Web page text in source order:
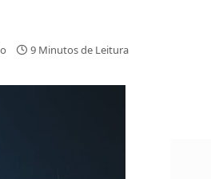
9 Minutos de Leitura